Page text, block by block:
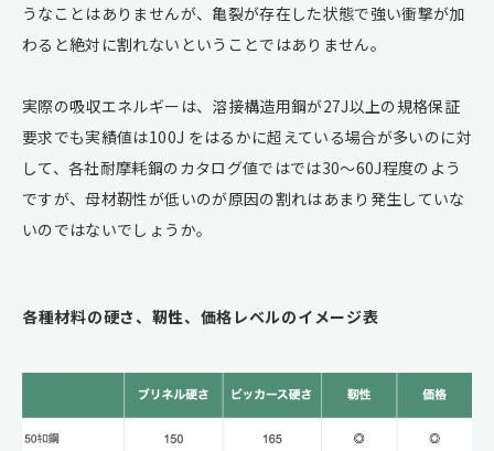
うなことはありませんが、亀裂が存在した状態で強い衝撃が加
わると絶対に割れないということではありません。
実際の吸収エネルギーは、溶接構造用鋼が27J以上の規格保証
要求でも実績値は100J をはるかに超えている場合が多いのに対
して、各社耐摩耗鋼のカタログ値ではでは30～60J程度のよう
ですが、母材靭性が低いのが原因の割れはあまり発生していな
いのではないでしょうか。
各種材料の硬さ、靭性、価格レベルのイメージ表